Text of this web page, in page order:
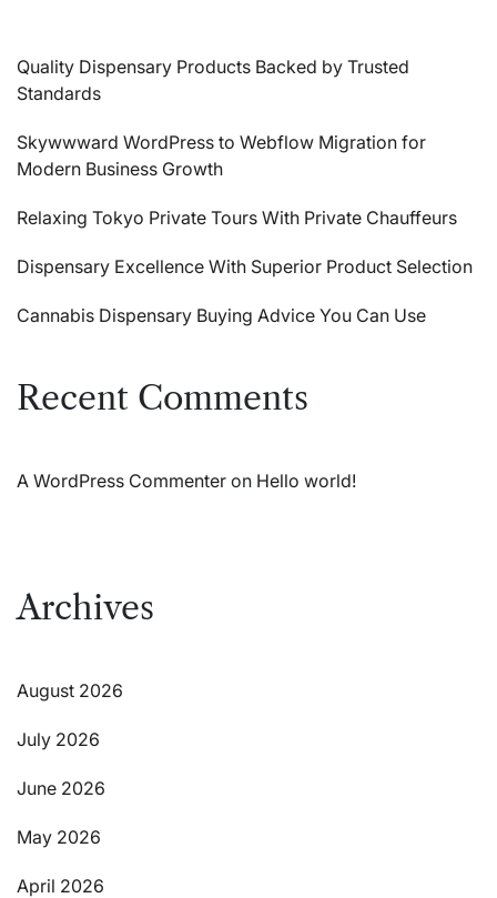
Quality Dispensary Products Backed by Trusted
Standards
Skywwward WordPress to Webflow Migration for
Modern Business Growth
Relaxing Tokyo Private Tours With Private Chauffeurs
Dispensary Excellence With Superior Product Selection
Cannabis Dispensary Buying Advice You Can Use
Recent Comments
A WordPress Commenter on Hello world!
Archives
August 2026
July 2026
June 2026
May 2026
April 2026